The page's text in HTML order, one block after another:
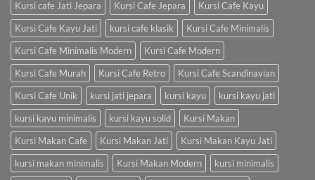
Kursi cafe Jati Jepara
Kursi Cafe Jepara
Kursi Cafe Kayu
Kursi Cafe Kayu Jati
kursi cafe klasik
Kursi Cafe Minimalis
Kursi Cafe Minimalis Modern
Kursi Cafe Modern
Kursi Cafe Murah
Kursi Cafe Retro
Kursi Cafe Scandinavian
Kursi Cafe Unik
kursi jati jepara kursi kayu
kursi kayu jati
kursi kayu minimalis
kursi kayu solid
Kursi Makan
Kursi Makan Cafe
Kursi Makan Jati
Kursi Makan Kayu Jati
kursi makan minimalis
Kursi Makan Modern
kursi minimalis